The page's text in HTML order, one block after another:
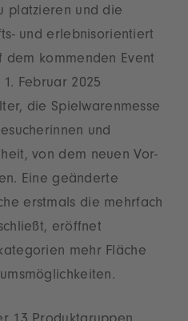
platzieren und die
und erlebnisorientiert
dem kommenden Event
Februar 2025
die Spielwarenmesse
und
von dem neuen Vor-
Eine geänderte
erstmals die mehrfach
eröffnet
mehr Fläche